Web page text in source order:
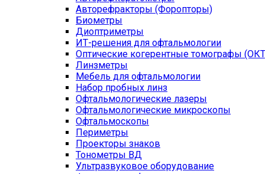
Авторефракторы (Форопторы)
Биометры
Диоптриметры
ИТ-решения для офтальмологии
Оптические когерентные томографы
Линзметры
Мебель для офтальмологии
Набор пробных линз
Офтальмологические лазеры
Офтальмологические микроскопы
Офтальмоскопы
Периметры
Проекторы знаков
Тонометры ВД
Ультразвуковое оборудование